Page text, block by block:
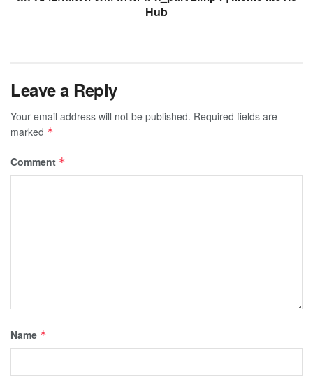
Hub
Leave a Reply
Your email address will not be published. Required fields are
marked *
Comment *
Name *